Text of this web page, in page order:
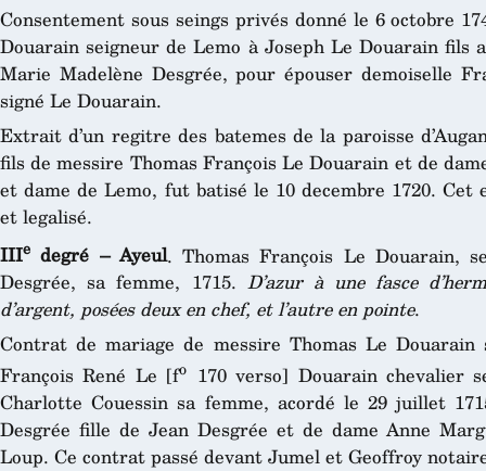
Consentement sous seings privés donné le 6 octobre
Douarain seigneur de Lemo à Joseph Le Douarain fils
Marie Madelène Desgrée, pour épouser demoiselle
signé Le Douarain.
Extrait d’un regitre des batemes de la paroisse
fils de messire Thomas François Le Douarain et de
et dame de Lemo, fut batisé le 10 decembre 1720. Cet
et legalisé.
IIIe degré – Ayeul. Thomas François Le Douarain,
Desgrée, sa femme, 1715. D’azur à une fasce
d’argent, posées deux en chef, et l’autre en pointe.
Contrat de mariage de messire Thomas Le
François René Le [fo 170 verso] Douarain chevalier
Charlotte Couessin sa femme, acordé le 29 juillet
Desgrée fille de Jean Desgrée et de dame Anne
Loup. Ce contrat passé devant Jumel et Geoffroy